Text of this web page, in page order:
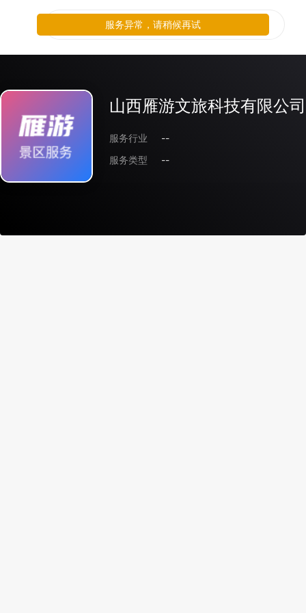
山西雁游文旅科技有限公司
服务行业
--
服务类型
--
服务异常，请稍候再试